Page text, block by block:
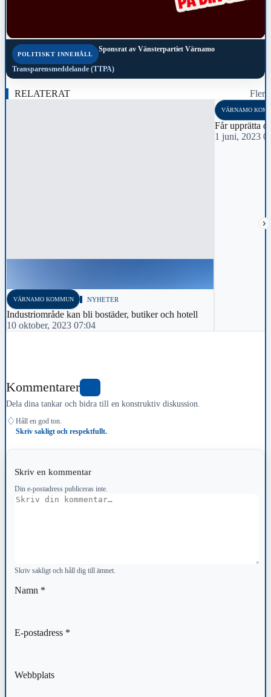
POLITISKT INNEHÅLL
Sponsrat av Vänsterpartiet Värnamo
Transparensmeddelande (TTPA)
RELATERAT Fler
›
VÄRNAMO KOMMUN NYHETER
Industriområde kan bli bostäder, butiker och hotell
10 oktober, 2023 07:04
VÄRNAMO
Får upprätta
1 juni, 2023
Kommentarer
Dela dina tankar och bidra till en konstruktiv diskussion.
♢ Håll en god ton.
Skriv sakligt och respektfullt.
Skriv en kommentar
Din e-postadress publiceras inte.
Kommentar
Skriv sakligt och håll dig till ämnet.
Namn *
E-postadress *
Webbplats